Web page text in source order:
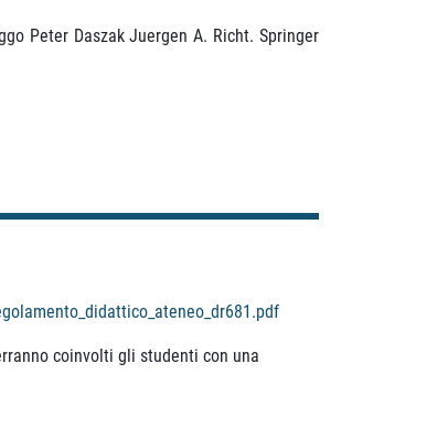
Peter Daszak Juergen A. Richt. Springer
coinvolti gli studenti con una